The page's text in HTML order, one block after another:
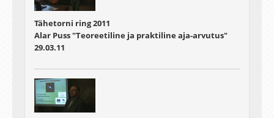
Tähetorni ring 2011
Alar Puss "Teoreetiline ja praktiline aja-arvutus"
29.03.11